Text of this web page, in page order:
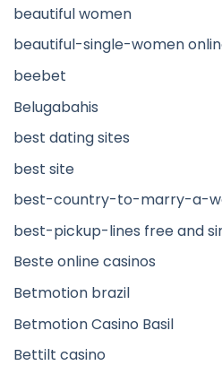
beautiful women
beautiful-single-women
beebet
Belugabahis
best dating sites
best site
best-country-to-marry-a-
best-pickup-lines free and
Beste online casinos
Betmotion brazil
Betmotion Casino Basil
Bettilt casino